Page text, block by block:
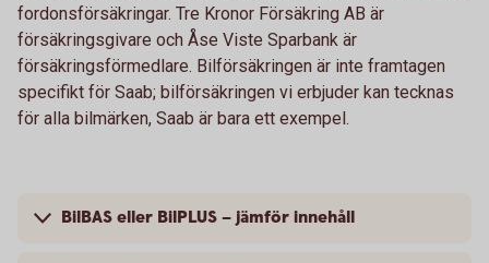
fordonsförsäkringar. Tre Kronor Försäkring AB är
försäkringsgivare och Åse Viste Sparbank är
försäkringsförmedlare. Bilförsäkringen är inte framtagen
specifikt för Saab; bilförsäkringen vi erbjuder kan tecknas
för alla bilmärken, Saab är bara ett exempel.
BilBAS eller BilPLUS – jämför innehåll